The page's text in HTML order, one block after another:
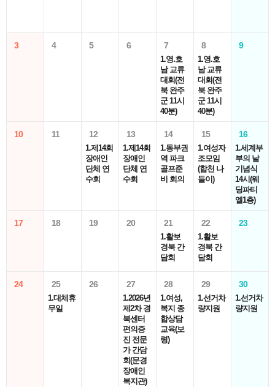
3 4 5 6 7
1.영.호
남 교류
대회(전
북 완주
군 11시
40분)
8
1.영.호
남 교류
대회(전
북 완주
군 11시
40분)
9
10 11 12
1.제14회
장애인
단체 연
수회
13
1.제14회
장애인
단체 연
수회
14
1.동부권
역 파크
골프준
비 회의
15
1.여성자
조모임
(합천 나
들이)
16
1.세계부
부의 날
기념식
14시(웨
딩파티
엘1층)
17 18 19 20 21
1.활보
경북 간
담회
22
1.활보
경북 간
담회
23
24 25
1.대체휴
무일
26 27
1.2026년
제2차 경
북센터
편의증
진 전문
가 간담
회(문경
장애인
복지관)
28
1.여성,
복지 종
합상담
교육(보
령)
29
1.선거차
량지원
30
1.선거차
량지원